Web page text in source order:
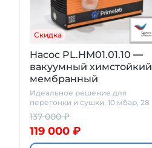
Скидка
Насос PL.HM01.01.10 —
вакуумный химстойкий
мембранный
Идеальное решение для
перегонки и сушки. 10 мбар, 28
л/мин
137 000 ₽
119 000 ₽